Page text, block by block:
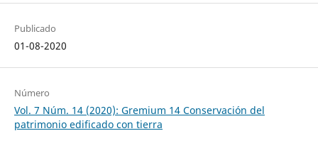
Publicado
01-08-2020
Número
Vol. 7 Núm. 14 (2020): Gremium 14 Conservación del
patrimonio edificado con tierra